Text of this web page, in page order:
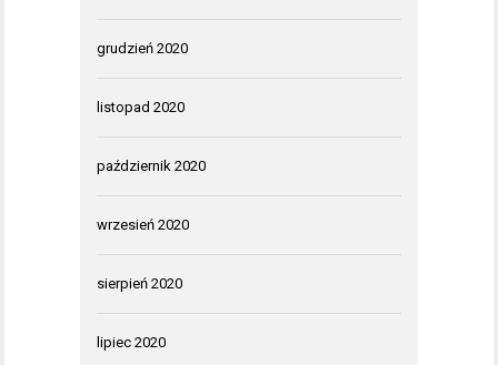
grudzień 2020
listopad 2020
październik 2020
wrzesień 2020
sierpień 2020
lipiec 2020